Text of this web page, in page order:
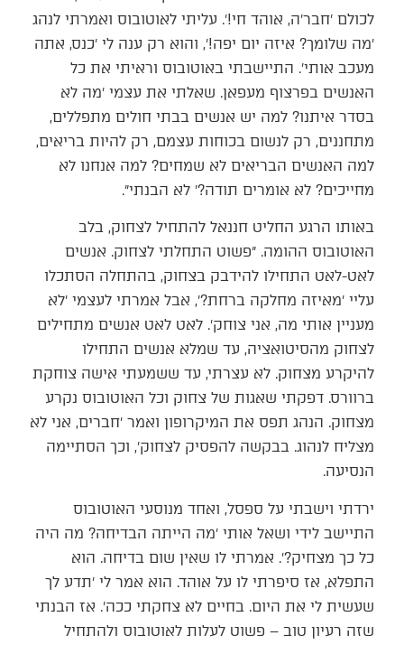
לכולם ׳חבר׳ה, אוהד חי!׳. עליתי לאוטובוס ואמרתי לנהג
׳מה שלומך? איזה יום יפה!׳, והוא רק ענה לי ׳כנס, אתה
מעכב אותי׳. התיישבתי באוטובוס וראיתי את כל
האנשים בפרצוף מעפאן. שאלתי את עצמי ׳מה לא
בסדר איתנו? למה יש אנשים בבתי חולים מתפללים,
מתחננים, רק לנשום בכוחות עצמם, רק להיות בריאים,
למה האנשים הבריאים לא שמחים? למה אנחנו לא
מחייכים? לא אומרים תודה?׳ לא הבנתי״.
באותו הרגע החליט חננאל להתחיל לצחוק, בלב
האוטובוס ההומה. ״פשוט התחלתי לצחוק. אנשים
לאט-לאט התחילו להידבק בצחוק, בהתחלה הסתכלו
עליי ׳מאיזה מחלקה ברחת?׳, אבל אמרתי לעצמי ׳לא
מעניין אותי מה, אני צוחק׳. לאט לאט אנשים מתחילים
לצחוק מהסיטואציה, עד שמלא אנשים התחילו
להיקרע מצחוק. לא עצרתי, עד ששמעתי אישה צוחקת
ברוורס. דפקתי שאגות של צחוק וכל האוטובוס נקרע
מצחוק. הנהג תפס את המיקרופון ואמר ׳חברים, אני לא
מצליח לנהוג. בבקשה להפסיק לצחוק׳, וכך הסתיימה
הנסיעה.
ירדתי וישבתי על ספסל, ואחד מנוסעי האוטובוס
התיישב לידי ושאל אותי ׳מה הייתה הבדיחה? מה היה
כל כך מצחיק?׳. אמרתי לו שאין שום בדיחה. הוא
התפלא, אז סיפרתי לו על אוהד. הוא אמר לי ׳תדע לך
שעשית לי את היום. בחיים לא צחקתי ככה׳. אז הבנתי
שזה רעיון טוב – פשוט לעלות לאוטובוס ולהתחיל